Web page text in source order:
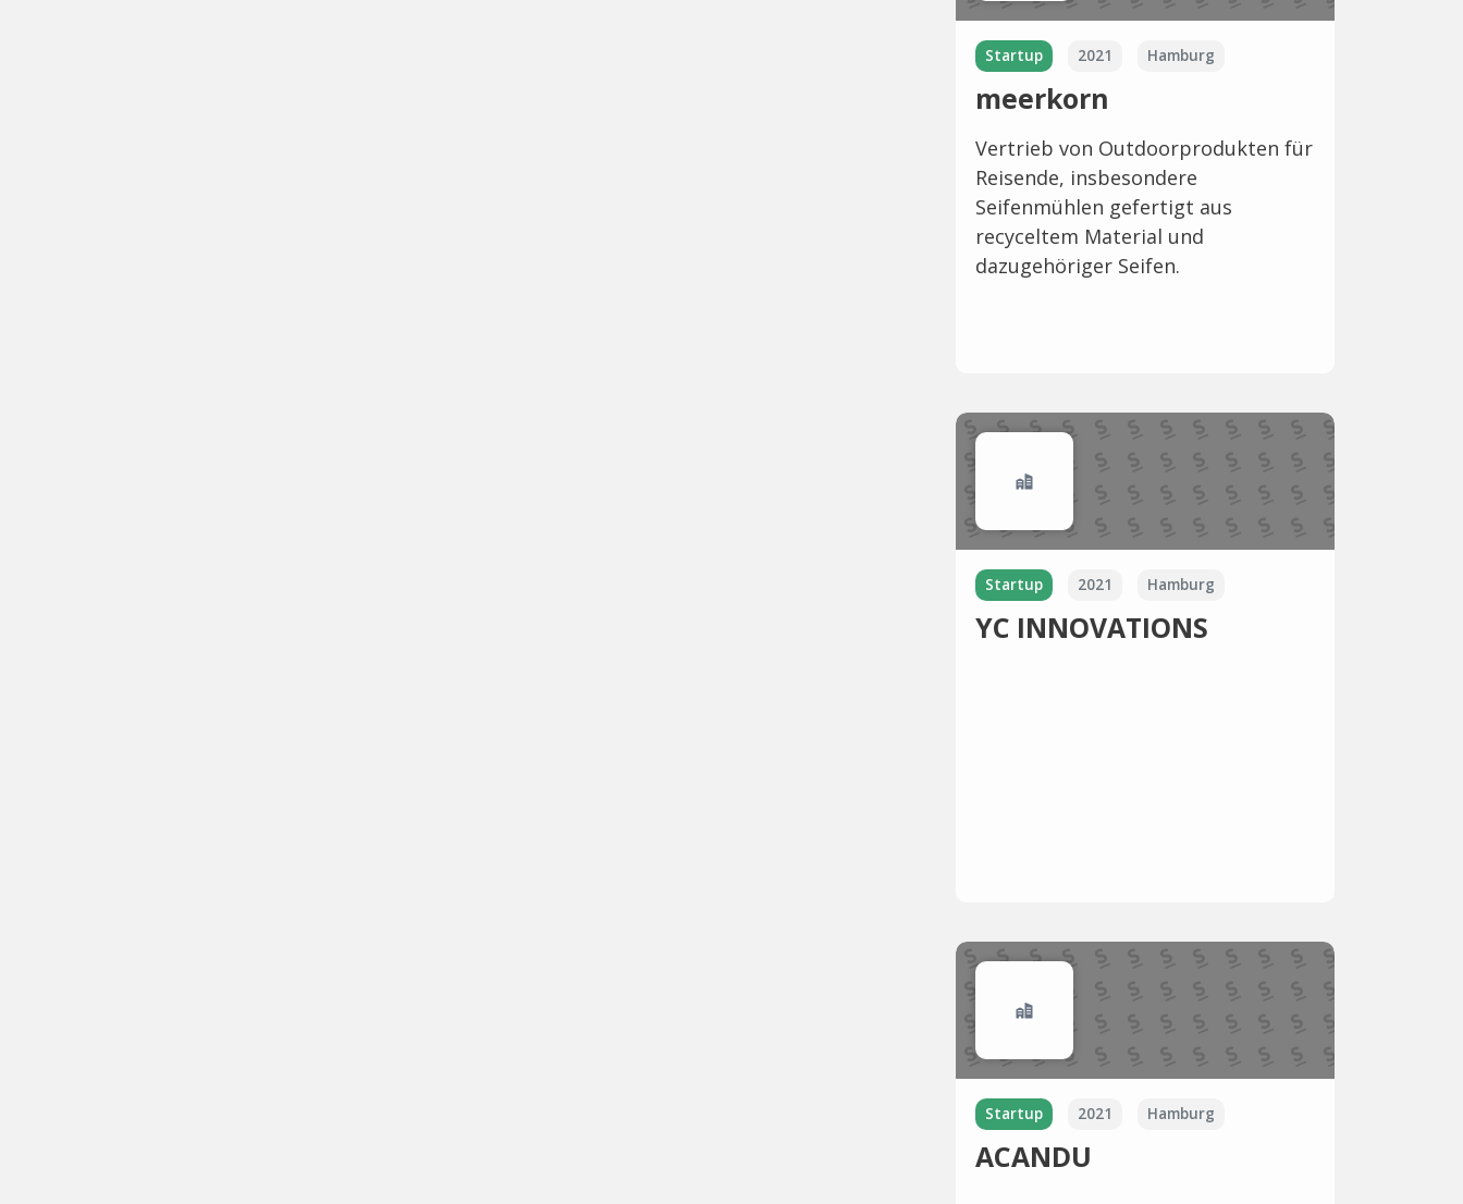
Startup 2021 Hamburg
meerkorn
Vertrieb von Outdoorprodukten für
Reisende, insbesondere
Seifenmühlen gefertigt aus
recyceltem Material und
dazugehöriger Seifen.
Startup 2021 Hamburg
YC INNOVATIONS
Startup 2021 Hamburg
ACANDU